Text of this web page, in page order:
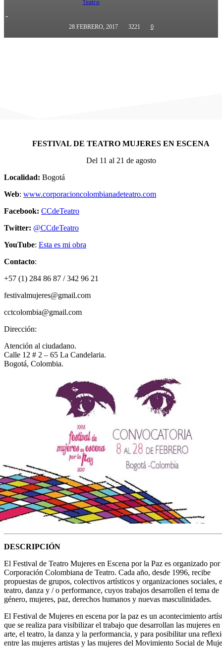
-
28 FEBRERO, 2017 3221 0
FESTIVAL DE TEATRO MUJERES EN ESCENA
Del 11 al 21 de agosto
Localidad: Bogotá
Web: www.corporacioncolombianadeteatro.com
Facebook: CCdeTeatro
Twitter: @CCdeTeatro
YouTube: Esta es mi obra
Contacto:
+57 (1) 284 86 87 / 342 96 21
festivalmujeres@gmail.com
cctcolombia@gmail.com
Dirección:
Atención al ciudadano.
Calle 12 # 2 – 65 La Candelaria.
Bogotá, Colombia.
DESCRIPCIÓN
El Festival de Teatro Mujeres en Escena por la Paz es organizado por
Corporación Colombiana de Teatro. Cada año, desde 1996, recibe
propuestas de grupos, colectivos artísticos y organizaciones sociales,
teatro, danza y / o performance, cuyos trabajos desarrollen el tema de
género, mujeres, paz, derechos humanos y nuevas masculinidades.
El Festival de Mujeres en escena por la paz es un acontecimiento
que se realiza para visibilizar el trabajo que desarrollan las mujeres en
arte, el teatro, la danza y la performancia, y para posibilitar una
entre las mujeres artistas y las mujeres del Movimiento Social de